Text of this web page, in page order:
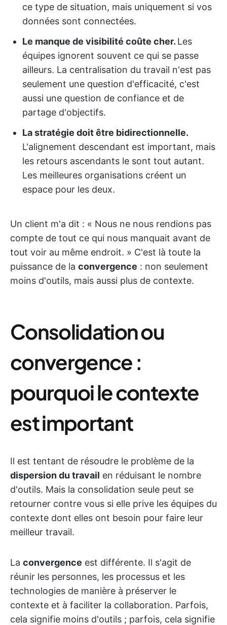
ce type de situation, mais uniquement si vos
données sont connectées.
Le manque de visibilité coûte cher. Les
équipes ignorent souvent ce qui se passe
ailleurs. La centralisation du travail n'est pas
seulement une question d'efficacité, c'est
aussi une question de confiance et de
partage d'objectifs.
La stratégie doit être bidirectionnelle.
L'alignement descendant est important, mais
les retours ascendants le sont tout autant.
Les meilleures organisations créent un
espace pour les deux.
Un client m'a dit : « Nous ne nous rendions pas
compte de tout ce qui nous manquait avant de
tout voir au même endroit. » C'est là toute la
puissance de la convergence : non seulement
moins d'outils, mais aussi plus de contexte.
Consolidation ou
convergence :
pourquoi le contexte
est important
Il est tentant de résoudre le problème de la
dispersion du travail en réduisant le nombre
d'outils. Mais la consolidation seule peut se
retourner contre vous si elle prive les équipes du
contexte dont elles ont besoin pour faire leur
meilleur travail.
La convergence est différente. Il s'agit de
réunir les personnes, les processus et les
technologies de manière à préserver le
contexte et à faciliter la collaboration. Parfois,
cela signifie moins d'outils ; parfois, cela signifie